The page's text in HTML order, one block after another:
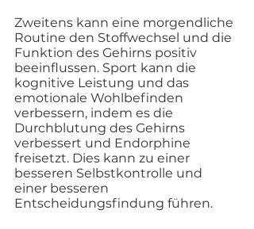
Zweitens kann eine morgendliche
Routine den Stoffwechsel und die
Funktion des Gehirns positiv
beeinflussen. Sport kann die
kognitive Leistung und das
emotionale Wohlbefinden
verbessern, indem es die
Durchblutung des Gehirns
verbessert und Endorphine
freisetzt. Dies kann zu einer
besseren Selbstkontrolle und
einer besseren
Entscheidungsfindung führen.